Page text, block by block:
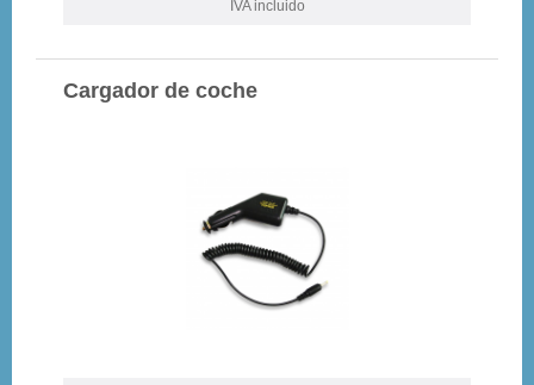
IVA incluido
Cargador de coche